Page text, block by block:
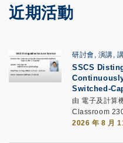
近期活動
研討會, 演講,
SSCS
Switched-
由 電子及計算
Classroom
2026 年 8 月